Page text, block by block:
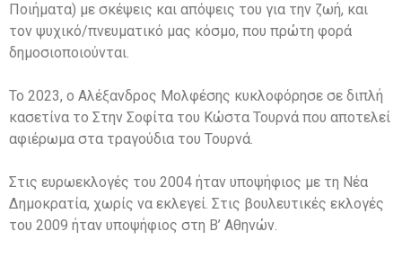
Ποιήματα) με σκέψεις και απόψεις του για την ζωή, και
τον ψυχικό/πνευματικό μας κόσμο, που πρώτη φορά
δημοσιοποιούνται.
Το 2023, ο Αλέξανδρος Μολφέσης κυκλοφόρησε σε διπλή
κασετίνα το Στην Σοφίτα του Κώστα Τουρνά που αποτελεί
αφιέρωμα στα τραγούδια του Τουρνά.
Στις ευρωεκλογές του 2004 ήταν υποψήφιος με τη Νέα
Δημοκρατία, χωρίς να εκλεγεί. Στις βουλευτικές εκλογές
του 2009 ήταν υποψήφιος στη Β’ Αθηνών.